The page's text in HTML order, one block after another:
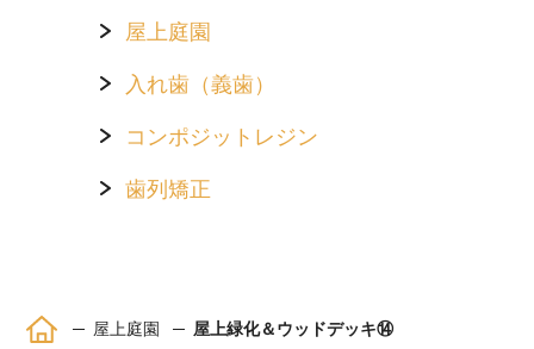
屋上庭園
入れ歯（義歯）
コンポジットレジン
歯列矯正
ホーム 屋上庭園 屋上緑化＆ウッドデッキ⑭